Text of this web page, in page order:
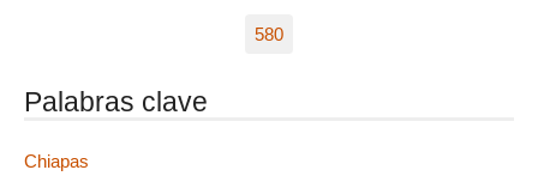
580
Palabras clave
Chiapas